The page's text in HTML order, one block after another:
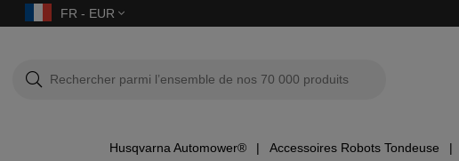
FR - EUR
Husqvarna Automower® Accessoires Robots Tondeuse